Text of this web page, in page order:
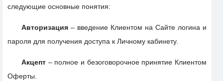
следующие основные понятия:
Авторизация – введение Клиентом на Сайте логина и
пароля для получения доступа к Личному кабинету.
Акцепт – полное и безоговорочное принятие Клиентом
Оферты.